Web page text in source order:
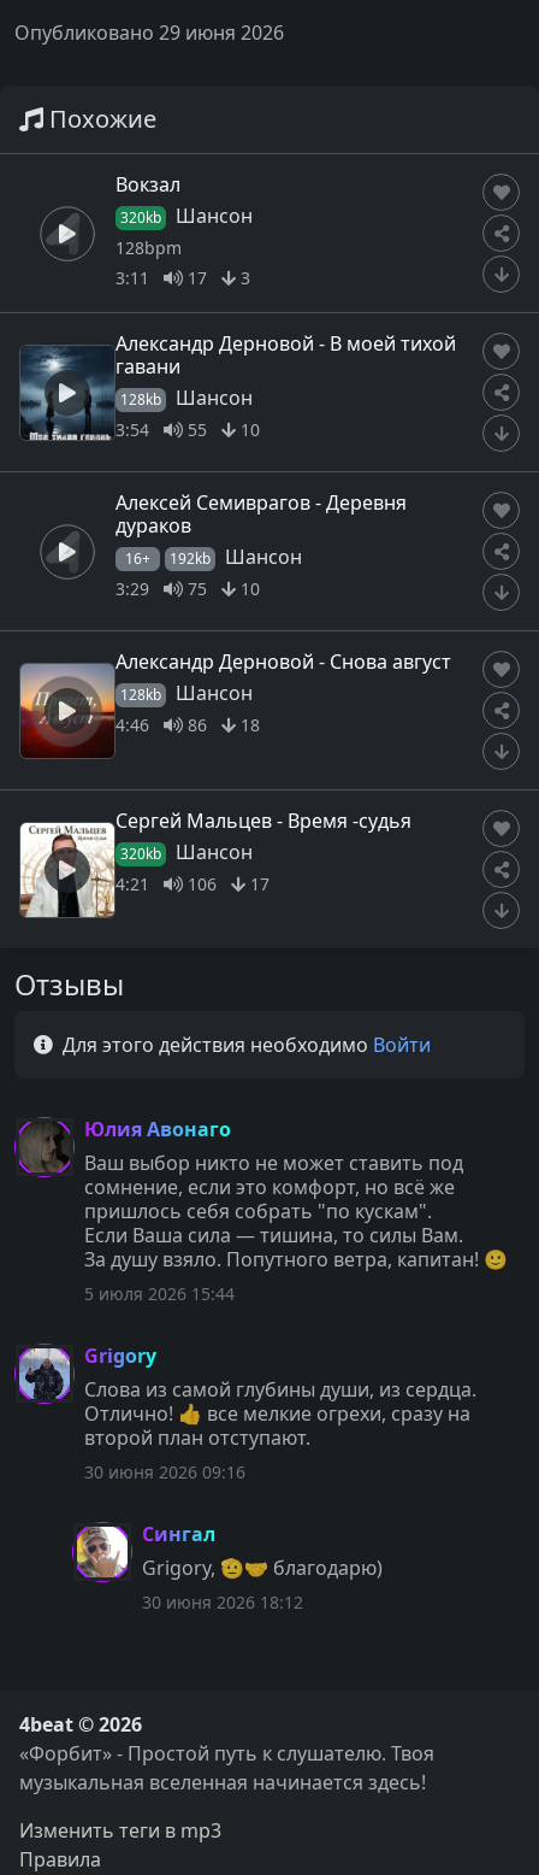
Опубликовано 29 июня 2026
Похожие
Вокзал
320kb Шансон
128bpm
3:11
17 3
Александр Дерновой - В моей тихой
гавани
128kb Шансон
3:54 55 10
Алексей Семиврагов - Деревня
дураков
16+ 192kb Шансон
3:29 75 10
Александр Дерновой - Снова август
128kb Шансон
4:46 86 18
Сергей Мальцев - Время -судья
320kb Шансон
4:21 106 17
Отзывы
Для этого действия необходимо Войти
Юлия Авонаго
Ваш выбор никто не может ставить под
сомнение, если это комфорт, но всё же
пришлось себя собрать "по кускам".
Если Ваша сила — тишина, то силы Вам.
За душу взяло. Попутного ветра, капитан! 🙂
5 июля 2026 15:44
Grigory
Слова из самой глубины души, из сердца.
Отлично! 👍 все мелкие огрехи, сразу на
второй план отступают.
30 июня 2026 09:16
Сингал
Grigory, 🫡🤝 благодарю)
30 июня 2026 18:12
4beat © 2026
«Форбит» - Простой путь к слушателю. Твоя
музыкальная вселенная начинается здесь!
Изменить теги в mp3
Правила